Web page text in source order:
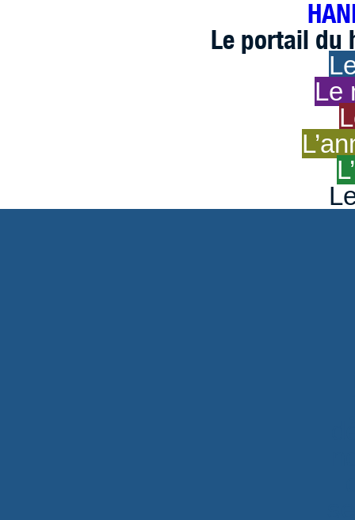
Le portail du
Le